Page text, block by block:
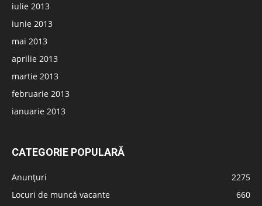
iulie 2013
iunie 2013
mai 2013
aprilie 2013
martie 2013
februarie 2013
ianuarie 2013
CATEGORIE POPULARĂ
Anunțuri
2275
Locuri de muncă vacante
660